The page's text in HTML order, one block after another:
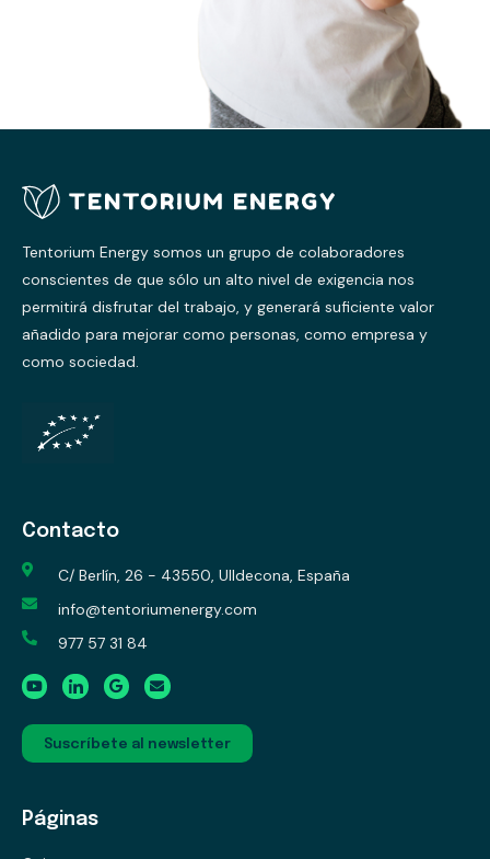
Tentorium Energy somos un grupo de colaboradores
conscientes de que sólo un alto nivel de exigencia nos
permitirá disfrutar del trabajo, y generará suficiente valor
añadido para mejorar como personas, como empresa y
como sociedad.
Contacto
C/ Berlín, 26 - 43550, Ulldecona, España
info@tentoriumenergy.com
977 57 31 84
Suscríbete al newsletter
Páginas